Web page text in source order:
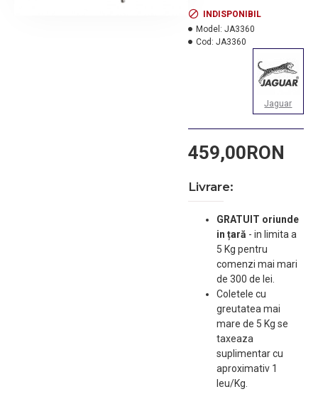
459,00RON
INDISPONIBIL
Model: JA3360
Cod: JA3360
Jaguar
Livrare:
GRATUIT oriunde
in țară - in limita a
5 Kg pentru
comenzi mai mari
de 300 de lei.
Coletele cu
greutatea mai
mare de 5 Kg se
taxeaza
suplimentar cu
aproximativ 1
leu/Kg.